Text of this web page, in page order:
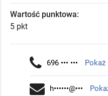
Wartość punktowa:
5 pkt
696 ••• ••• Pokaż
h••••••@•••